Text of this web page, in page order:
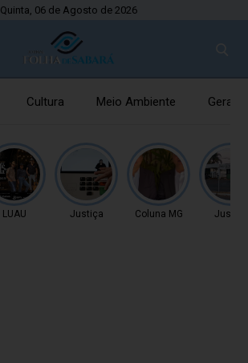
Quinta, 06 de Agosto de 2026
Cultura Meio Ambiente Gerais
LUAU Justiça Coluna MG Justiça